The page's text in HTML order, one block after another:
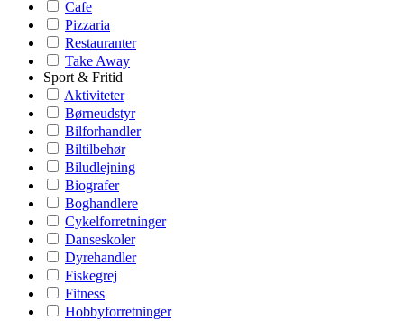
Cafe
Pizzaria
Restauranter
Take Away
Sport & Fritid
Aktiviteter
Børneudstyr
Bilforhandler
Biltilbehør
Biludlejning
Biografer
Boghandlere
Cykelforretninger
Danseskoler
Dyrehandler
Fiskegrej
Fitness
Hobbyforretninger